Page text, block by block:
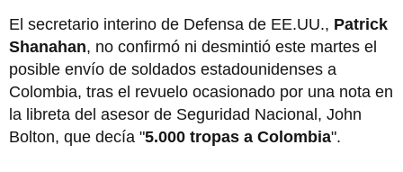
El secretario interino de Defensa de EE.UU., Patrick
Shanahan, no confirmó ni desmintió este martes el
posible envío de soldados estadounidenses a
Colombia, tras el revuelo ocasionado por una nota en
la libreta del asesor de Seguridad Nacional, John
Bolton, que decía "5.000 tropas a Colombia".